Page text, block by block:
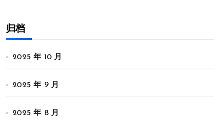
归档
2025 年 10 月
2025 年 9 月
2025 年 8 月